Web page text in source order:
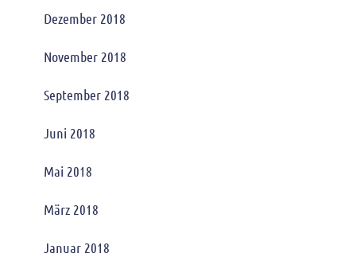
Dezember 2018
November 2018
September 2018
Juni 2018
Mai 2018
März 2018
Januar 2018